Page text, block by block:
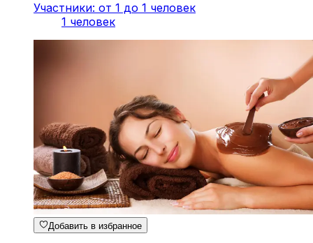
Участники: от 1 до 1 человек
1 человек
Добавить в избранное